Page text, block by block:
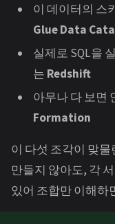
이 데이터의 스
Glue Data
실제로 SQL을
는 Redshift
아무나 다 보면
Formation
이 다섯 조각이 맞
만들지 않아도, 각
있어 조합만 이해하